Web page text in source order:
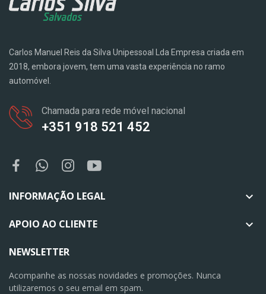
Carlos Manuel Reis da Silva Unipessoal Lda Empresa criada em
2018, embora jovem, tem uma vasta experiência no ramo
automóvel.
Chamada para rede móvel nacional
+351 918 521 452
INFORMAÇÃO LEGAL 
APOIO AO CLIENTE 
NEWSLETTER
Acompanhe as nossas novidades e promoções. Nunca
utilizaremos o seu email em spam.